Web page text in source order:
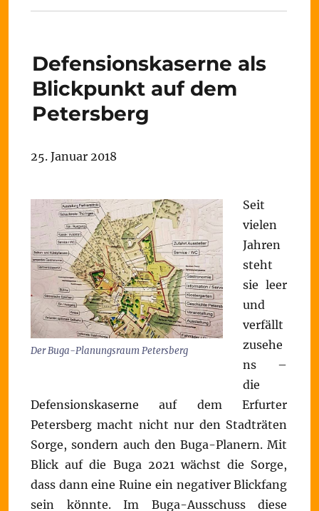
Defensionskaserne als
Blickpunkt auf dem
Petersberg
25. Januar 2018
Der Buga-Planungsraum Petersberg
Seit
vielen
Jahren
steht
sie leer
und
verfällt
zusehe
ns –
die
Defensionskaserne auf dem Erfurter
Petersberg macht nicht nur den Stadträten
Sorge, sondern auch den Buga-Planern. Mit
Blick auf die Buga 2021 wächst die Sorge,
dass dann eine Ruine ein negativer Blickfang
sein könnte. Im Buga-Ausschuss diese